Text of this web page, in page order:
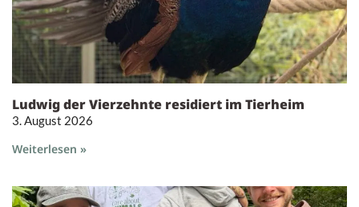
Ludwig der Vierzehnte residiert im Tierheim
3. August 2026
Weiterlesen »